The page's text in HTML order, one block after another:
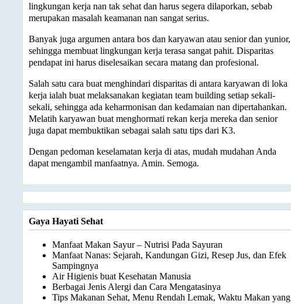
lingkungan kerja nan tak sehat dan harus segera dilaporkan, sebab
merupakan masalah keamanan nan sangat serius.
Banyak juga argumen antara bos dan karyawan atau senior dan yunior,
sehingga membuat lingkungan kerja terasa sangat pahit. Disparitas
pendapat ini harus diselesaikan secara matang dan profesional.
Salah satu cara buat menghindari disparitas di antara karyawan di loka
kerja ialah buat melaksanakan kegiatan team building setiap sekali-
sekali, sehingga ada keharmonisan dan kedamaian nan dipertahankan.
Melatih karyawan buat menghormati rekan kerja mereka dan senior
juga dapat membuktikan sebagai salah satu tips dari K3.
Dengan pedoman keselamatan kerja di atas, mudah mudahan Anda
dapat mengambil manfaatnya. Amin. Semoga.
Gaya Hayati Sehat
Manfaat Makan Sayur – Nutrisi Pada Sayuran
Manfaat Nanas: Sejarah, Kandungan Gizi, Resep Jus, dan Efek
Sampingnya
Air Higienis buat Kesehatan Manusia
Berbagai Jenis Alergi dan Cara Mengatasinya
Tips Makanan Sehat, Menu Rendah Lemak, Waktu Makan yang